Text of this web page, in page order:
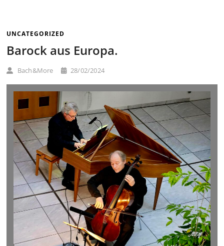
UNCATEGORIZED
Barock aus Europa.
Bach&More 28/02/2024